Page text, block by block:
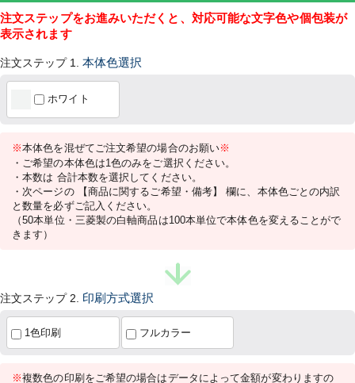
注文ステップをお進みいただくと、対応可能な文字色や個包装が
表示されます
注文ステップ 1. 本体色選択
ホワイト
※本体色を混ぜてご注文希望の場合のお願い※
・ご希望の本体色は1色のみをご選択ください。
・本数は 合計本数を選択してください。
・次ページの 【商品に関するご希望・備考】 欄に、本体色ごとの内訳
と数量を必ずご記入ください。
（50本単位・三菱製の白軸商品は100本単位で本体色を変えることがで
きます）
注文ステップ 2. 印刷方式選択
1色印刷 フルカラー
※複数色の印刷をご希望の場合はデータによって金額が変わりますの